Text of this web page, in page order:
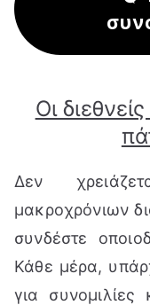
Οι
Δεν
μακροχρόνιων
συνδέστε
Κάθε μέρα,
για συνομιλίες